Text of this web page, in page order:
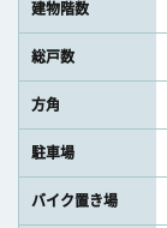
建物階数
総戸数
方角
駐車場
バイク置き場